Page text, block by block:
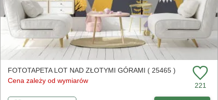
FOTOTAPETA LOT NAD ZŁOTYMI GÓRAMI ( 25465 )
Cena zależy od wymiarów
221